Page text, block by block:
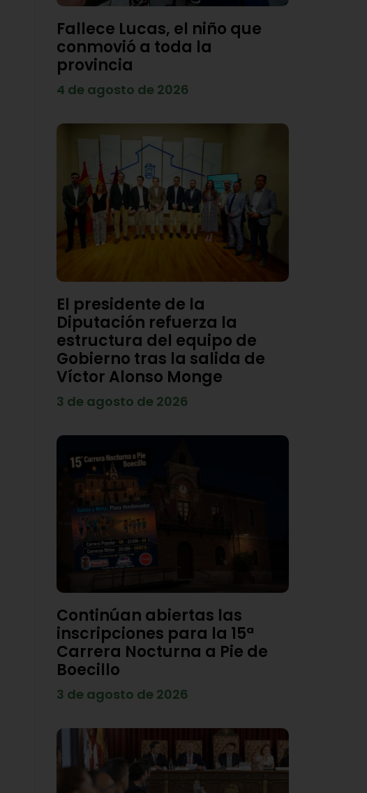
Fallece Lucas, el niño que
conmovió a toda la
provincia
4 de agosto de 2026
El presidente de la
Diputación refuerza la
estructura del equipo de
Gobierno tras la salida de
Víctor Alonso Monge
3 de agosto de 2026
Continúan abiertas las
inscripciones para la 15ª
Carrera Nocturna a Pie de
Boecillo
3 de agosto de 2026